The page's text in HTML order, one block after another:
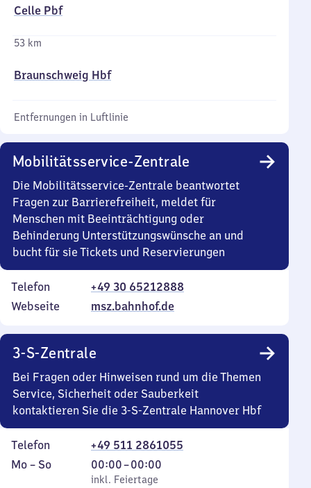
Celle Pbf
53 km
Braunschweig Hbf
Entfernungen in Luftlinie
Mobilitätsservice-Zentrale
Die Mobilitätsservice-Zentrale beantwortet
Fragen zur Barrierefreiheit, meldet für
Menschen mit Beeinträchtigung oder
Behinderung Unterstützungswünsche an und
bucht für sie Tickets und Reservierungen
Telefon
+49 30 65212888
Webseite
msz.bahnhof.de
3-S-Zentrale
Bei Fragen oder Hinweisen rund um die Themen
Service, Sicherheit oder Sauberkeit
kontaktieren Sie die 3-S-Zentrale Hannover Hbf
Telefon
+49 511 2861055
Montag
Mo – So,
inkl. Feiertage
00:00–00:00
Von
0
inkl. Feiertage